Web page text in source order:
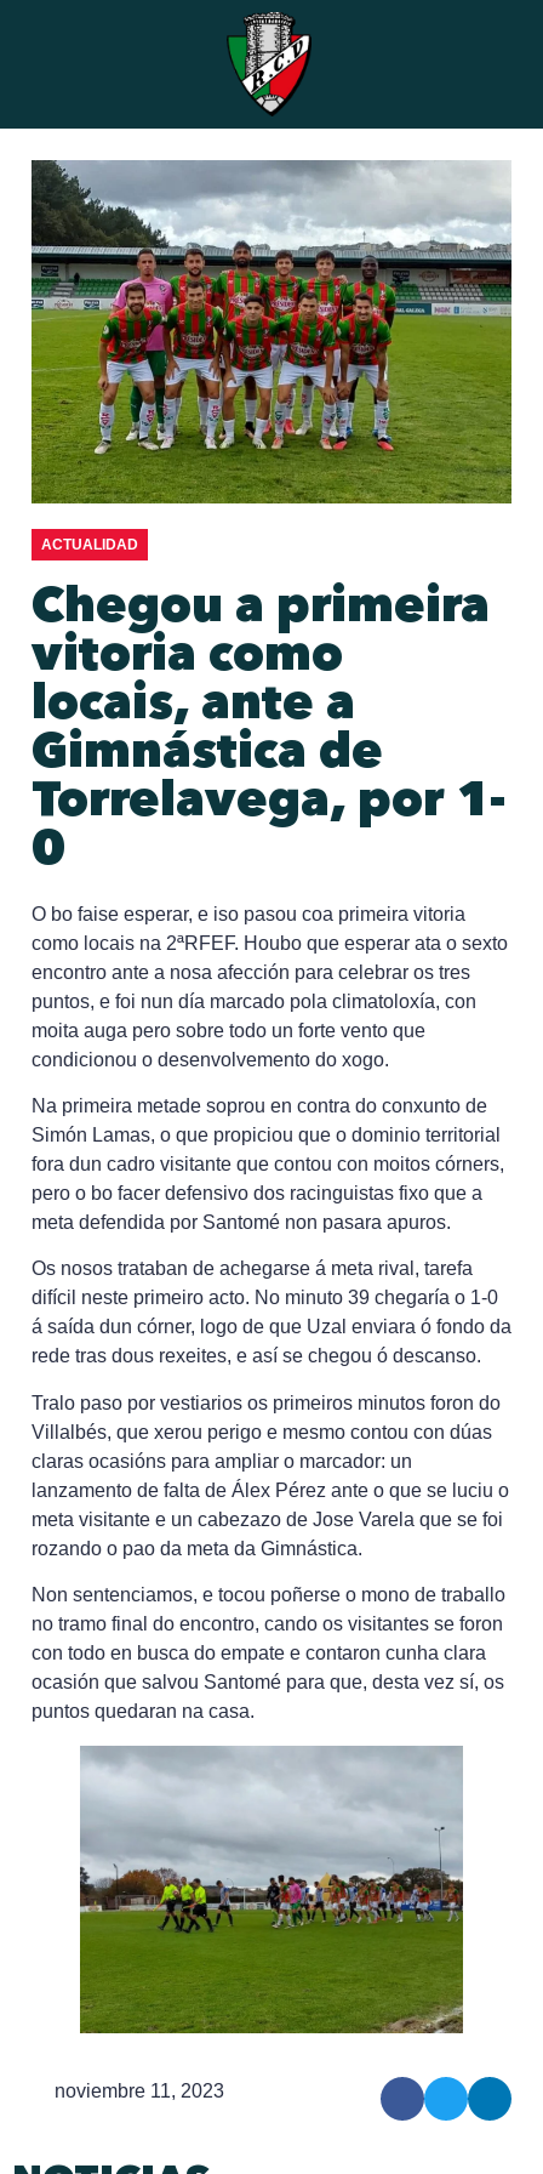
ACTUALIDAD
Chegou a primeira
vitoria como
locais, ante a
Gimnástica de
Torrelavega, por 1-
0
O bo faise esperar, e iso pasou coa primeira vitoria
como locais na 2ªRFEF. Houbo que esperar ata o sexto
encontro ante a nosa afección para celebrar os tres
puntos, e foi nun día marcado pola climatoloxía, con
moita auga pero sobre todo un forte vento que
condicionou o desenvolvemento do xogo.
Na primeira metade soprou en contra do conxunto de
Simón Lamas, o que propiciou que o dominio territorial
fora dun cadro visitante que contou con moitos córners,
pero o bo facer defensivo dos racinguistas fixo que a
meta defendida por Santomé non pasara apuros.
Os nosos trataban de achegarse á meta rival, tarefa
difícil neste primeiro acto. No minuto 39 chegaría o 1-0
á saída dun córner, logo de que Uzal enviara ó fondo da
rede tras dous rexeites, e así se chegou ó descanso.
Tralo paso por vestiarios os primeiros minutos foron do
Villalbés, que xerou perigo e mesmo contou con dúas
claras ocasións para ampliar o marcador: un
lanzamento de falta de Álex Pérez ante o que se luciu o
meta visitante e un cabezazo de Jose Varela que se foi
rozando o pao da meta da Gimnástica.
Non sentenciamos, e tocou poñerse o mono de traballo
no tramo final do encontro, cando os visitantes se foron
con todo en busca do empate e contaron cunha clara
ocasión que salvou Santomé para que, desta vez sí, os
puntos quedaran na casa.
noviembre 11, 2023